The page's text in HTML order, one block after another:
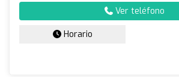
Ver teléfono
Horario